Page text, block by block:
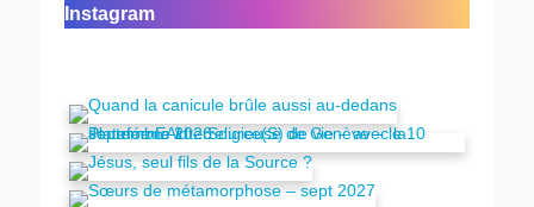
Instagram